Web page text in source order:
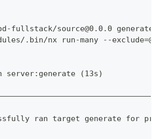
fullstack/source@0.0.0 generate
.bin/nx run-many --
server:generate (13s)
ran target generate for